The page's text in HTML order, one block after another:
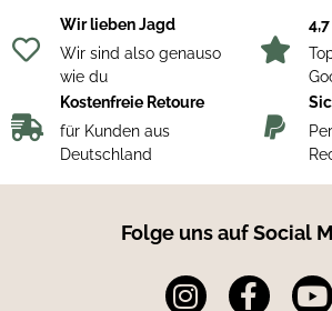
Wir lieben Jagd
Wir sind also genauso
wie du
Kostenfreie Retoure
für Kunden aus
Deutschland
Folge uns auf Social